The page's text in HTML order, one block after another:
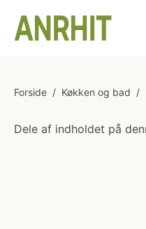
Forside / Køkken og bad /
Dele af indholdet på